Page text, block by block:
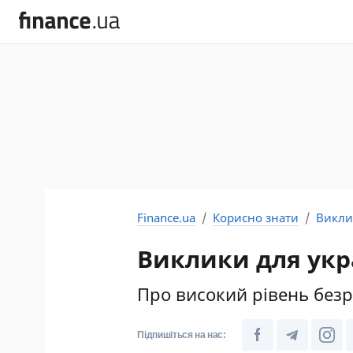
Finance.ua Корисно знати
Виклики для
Про високий рівень
Підпишіться на нас: